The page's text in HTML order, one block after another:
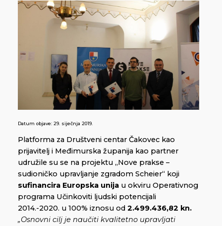
Datum objave: 29. siječnja 2019.
Platforma za Društveni centar Čakovec kao
prijavitelj i Međimurska županija kao partner
udružile su se na projektu „Nove prakse –
sudioničko upravljanje zgradom Scheier“ koji
sufinancira Europska unija u okviru Operativnog
programa Učinkoviti ljudski potencijali
2014.-2020. u 100% iznosu od 2.499.436,82 kn.
„Osnovni cilj je naučiti kvalitetno upravljati